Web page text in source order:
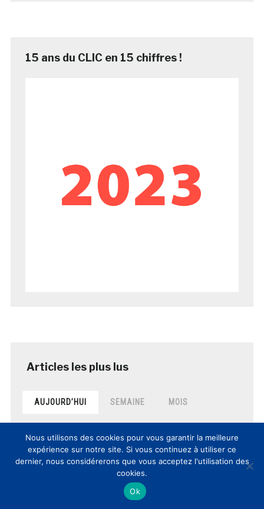
15 ans du CLIC en 15 chiffres !
AUJOURD’HUI SEMAINE MOIS
Culture et Innovation(s): comptes-
rendus et vidéos de la journée
posté le 12 mars 2017
Nous utilisons des cookies pour vous garantir la meilleure
expérience sur notre site. Si vous continuez à utiliser ce
dernier, nous considérerons que vous acceptez l'utilisation des
cookies.
Ok